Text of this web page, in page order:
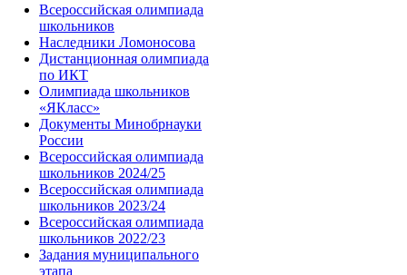
Всероссийская олимпиада
школьников
Наследники Ломоносова
Дистанционная олимпиада
по ИКТ
Олимпиада школьников
«ЯКласс»
Документы Минобрнауки
России
Всероссийская олимпиада
школьников 2024/25
Всероссийская олимпиада
школьников 2023/24
Всероссийская олимпиада
школьников 2022/23
Задания муниципального
этапа